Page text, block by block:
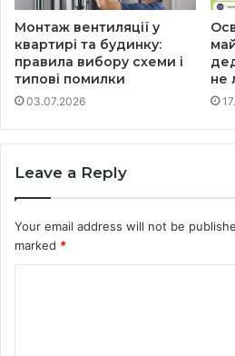
Монтаж вентиляції у
квартирі та будинку:
правила вибору схеми і
типові помилки
03.07.2026
не
Leave a Reply
Your email address will not be
marked *